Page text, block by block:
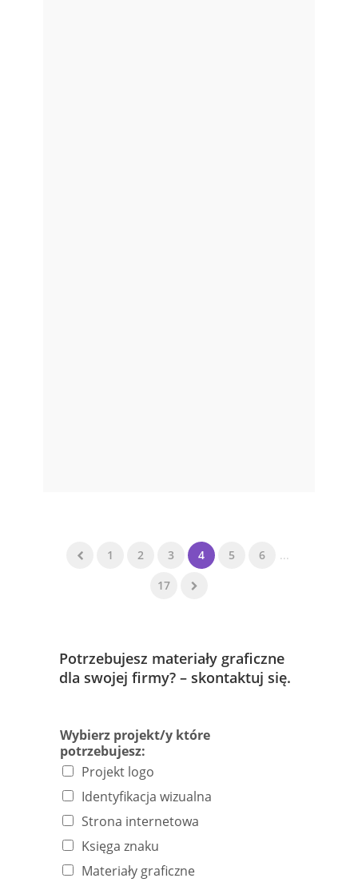
1 2 3 4 5 6
...
17
Potrzebujesz materiały graficzne
dla swojej firmy? – skontaktuj się.
Wybierz projekt/y które
potrzebujesz:
Projekt logo
Identyfikacja wizualna
Strona internetowa
Księga znaku
Materiały graficzne